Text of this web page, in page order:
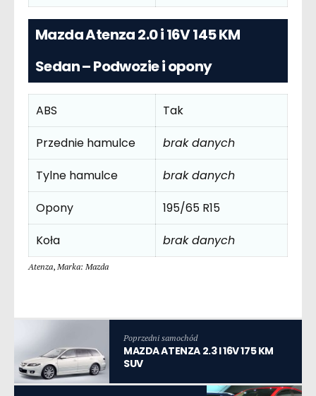
Mazda Atenza 2.0 i 16V 145 KM
Sedan – Podwozie i opony
ABS
Tak
Przednie hamulce
brak danych
Tylne hamulce
brak danych
Opony
195/65 R15
Koła
brak danych
Atenza, Marka: Mazda
Poprzedni samochód
MAZDA ATENZA 2.3 I 16V 175 KM
SUV